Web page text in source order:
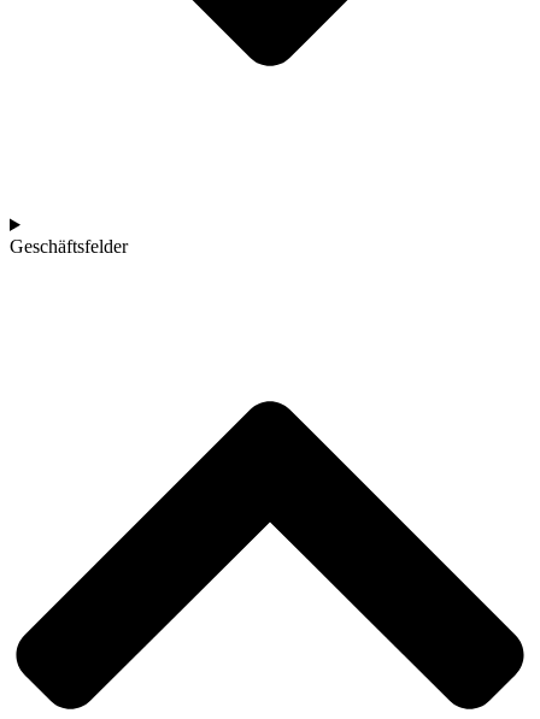
Geschäftsfelder